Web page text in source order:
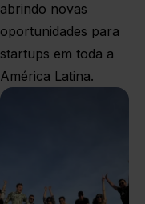
abrindo novas
oportunidades para
startups em toda a
América Latina.